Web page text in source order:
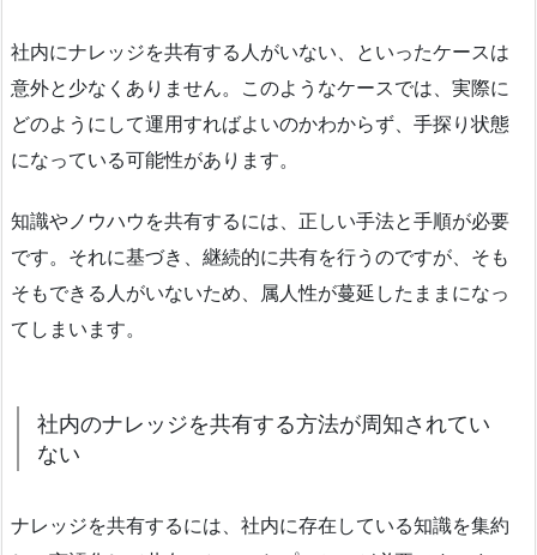
社内にナレッジを共有する人がいない、といったケースは
意外と少なくありません。このようなケースでは、実際に
どのようにして運用すればよいのかわからず、手探り状態
になっている可能性があります。
知識やノウハウを共有するには、正しい手法と手順が必要
です。それに基づき、継続的に共有を行うのですが、そも
そもできる人がいないため、属人性が蔓延したままになっ
てしまいます。
社内のナレッジを共有する方法が周知されてい
ない
ナレッジを共有するには、社内に存在している知識を集約